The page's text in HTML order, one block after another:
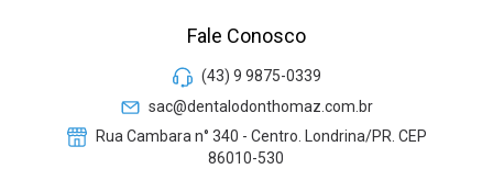
Fale Conosco
(43) 9 9875-0339
sac@dentalodonthomaz.com.br
Rua Cambara n° 340 - Centro. Londrina/PR. CEP
86010-530